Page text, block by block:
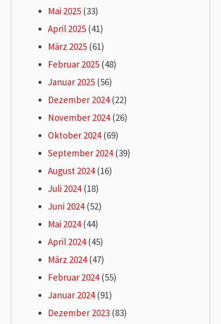
Mai 2025 (33)
April 2025 (41)
März 2025 (61)
Februar 2025 (48)
Januar 2025 (56)
Dezember 2024(22)
November 2024(26)
Oktober 2024(69)
September 2024(39)
August 2024(16)
Juli 2024(18)
Juni 2024(52)
Mai 2024(44)
April 2024(45)
März 2024(47)
Februar 2024(55)
Januar 2024(91)
Dezember 2023 (83)